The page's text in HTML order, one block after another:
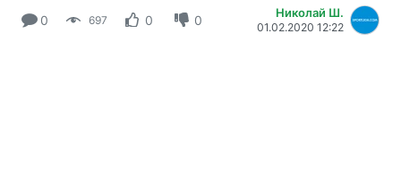
0 697 0 0 Николай Ш.
01.02.2020 12:22